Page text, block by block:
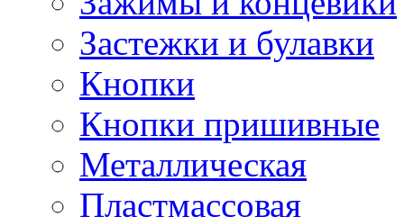
Застежки и булавки
Кнопки
Кнопки пришивные
Металлическая
Пластмассовая